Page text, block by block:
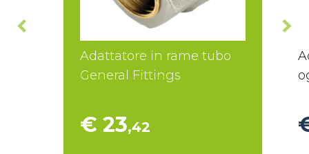
Adattatore in rame tubo
General Fittings
€ 23,42